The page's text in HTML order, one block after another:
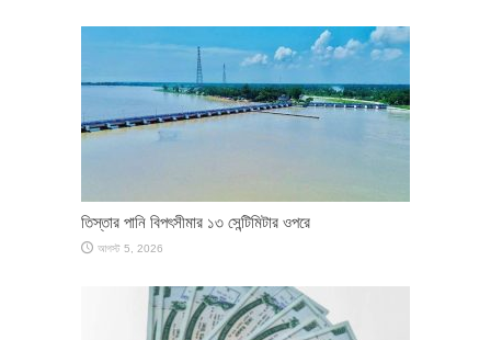
তিস্তার পানি বিপৎসীমার ১৩ সেন্টিমিটার ওপরে
আগস্ট 5, 2026